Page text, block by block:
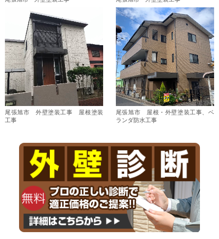
尾張旭市 外壁塗装工事 屋根塗装
工事
尾張旭市 屋根・外壁塗装工事、ベ
ランダ防水工事